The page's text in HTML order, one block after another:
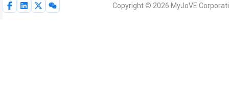
Copyright © 2026 MyJoVE